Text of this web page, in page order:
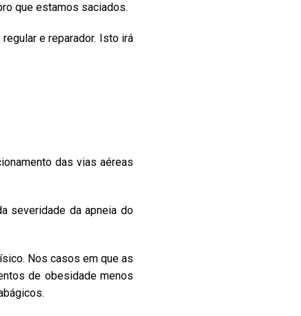
que estamos saciados.
e reparador. Isto irá
das vias aéreas
severidade da apneia do
Nos casos em que as
de obesidade menos